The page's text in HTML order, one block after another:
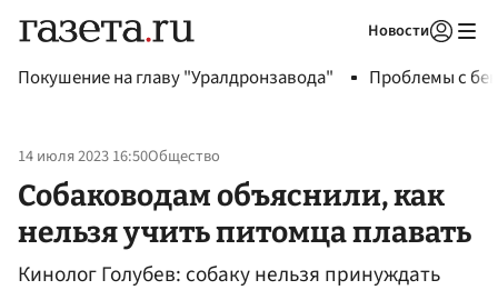
Новости
Покушение на главу "Уралдронзавода" Проблемы с
14 июля 2023 16:50Общество
Собаководам объяснили, как
нельзя учить питомца плавать
Кинолог Голубев: собаку нельзя принуждать